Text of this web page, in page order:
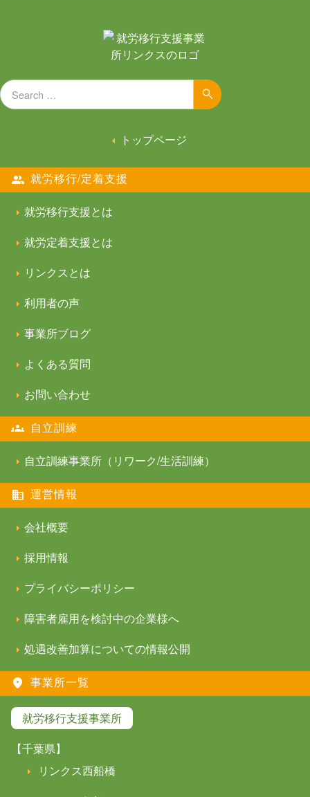
Search for: Search
トップページ
就労移行/定着支援
就労移行支援とは
就労定着支援とは
リンクスとは
利用者の声
事業所ブログ
よくある質問
お問い合わせ
自立訓練
自立訓練事業所（リワーク/生活訓練）
運営情報
会社概要
採用情報
プライバシーポリシー
障害者雇用を検討中の企業様へ
処遇改善加算についての情報公開
事業所一覧
就労移行支援事業所
【千葉県】
リンクス西船橋